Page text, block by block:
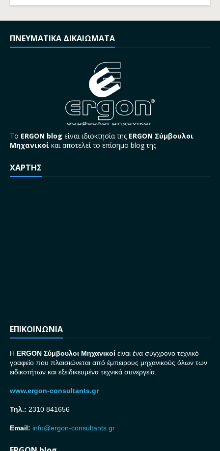
ΠΝΕΥΜΑΤΙΚΑ ΔΙΚΑΙΩΜΑΤΑ
Το ERGON blog είναι ιδιοκτησία της ERGON Σύμβουλοι
Μηχανικοί και αποτελεί το επίσημο blog της
ΧΑΡΤΗΣ
ΕΠΙΚΟΙΝΩΝΙΑ
H ERGON Σύμβουλοι Μηχανικοί είναι ένα σύγχρονο τεχνικό
γραφείο που πλαισιώνεται από έμπειρους μηχανικούς όλων των
ειδικοτήτων και εξειδικευμένα τεχνικά συνεργεία.
www.ergon-consultants.gr
Τηλ.: 2310 841656
Email: info@ergon-consultants.gr